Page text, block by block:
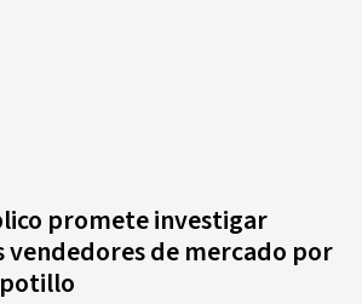
promete investigar
vendedores de mercado por